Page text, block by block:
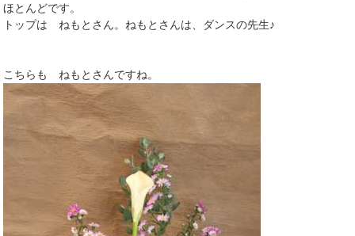
ほとんどです。
トップは ねもとさん。ねもとさんは、ダンスの先生♪
こちらも ねもとさんですね。